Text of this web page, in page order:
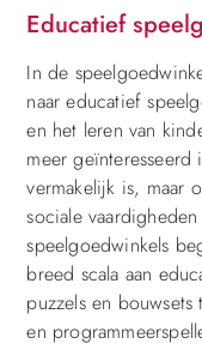
Educatief
In de
naar educatief
en het leren van
meer
vermakelijk is, maar
sociale
speelgoedwinkels
breed scala aan
puzzels en
en